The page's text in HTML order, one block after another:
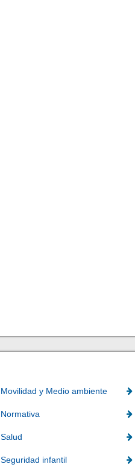
Movilidad y Medio ambiente
Normativa
Salud
Seguridad infantil